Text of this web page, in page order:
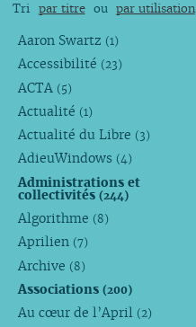
Tri par titre ou par utilisation
Aaron Swartz (1)
Accessibilité (23)
ACTA (5)
Actualité (1)
Actualité du Libre (3)
AdieuWindows (4)
Administrations et
collectivités (244)
Algorithme (8)
Aprilien (7)
Archive (8)
Associations (200)
Au cœur de l’April (2)